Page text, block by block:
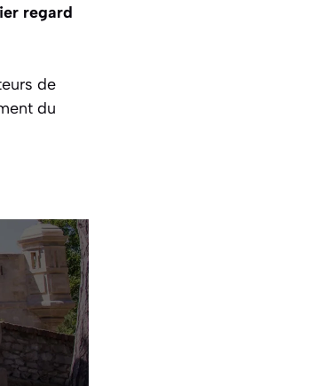
regard
de
du